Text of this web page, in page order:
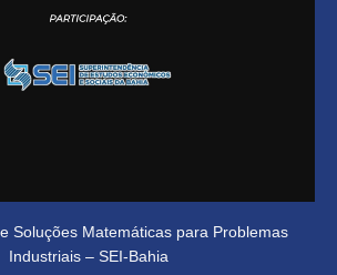
Soluções Matemáticas para Problemas
Industriais – SEI-Bahia